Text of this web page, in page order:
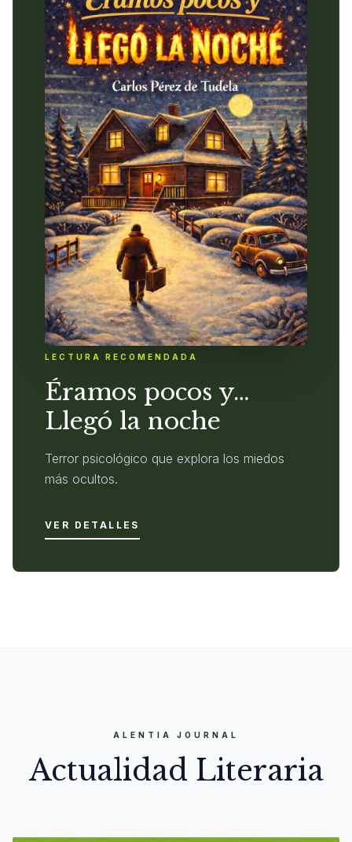
LECTURA RECOMENDADA
Éramos pocos y…
Llegó la noche
Terror psicológico que explora los miedos
más ocultos.
VER DETALLES
ALENTIA JOURNAL
Actualidad Literaria